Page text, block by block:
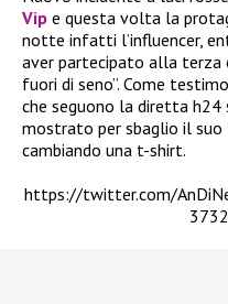
Vip e questa volta la
notte infatti l’influencer,
aver partecipato alla terza
fuori di seno”. Come
che seguono la diretta h24
mostrato per sbaglio il
cambiando una t-shirt.
https://twitter.com/